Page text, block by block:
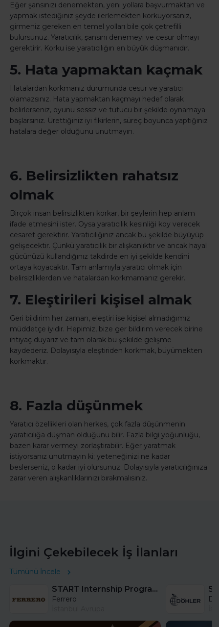
Eğer şansınızı denemekten, yeni yollara başvurmaktan ve
yapmak istediğiniz şeyde ilerlemekten korkuyorsanız,
girmeniz gereken en temel yolları bile çok çetrefilli
bulursunuz. Yaratıcılık, şansını denemeyi ve cesur olmayı
gerektirir. Korku ise yaratıcılığın en büyük düşmanıdır.
5. Hata yapmaktan kaçmak
Hatalardan korkmanız durumunda cesur ve yaratıcı
olamazsınız. Hata yapmaktan kaçmayı hedef olarak
belirlerseniz, oyunu sessiz ve tutucu bir şekilde oynamaya
başlarsınız. Ürettiğiniz iyi fikirlerin, süreç boyunca yaptığınız
hatalara değer olduğunu unutmayın.
6. Belirsizlikten rahatsız
olmak
Birçok insan belirsizlikten korkar, bir şeylerin hep anlam
ifade etmesini ister. Oysa yaratıcılık kesinliği koy verecek
cesaret gerektirir. Yaratıcılığınız ancak bu şekilde büyüyüp
gelişecektir. Çünkü yaratıcılık bir alışkanlıktır ve ancak hayal
gücünüzü kullandığınız takdirde en iyi şekilde kendini
ortaya koyacaktır. Tam anlamıyla yaratıcı olmak için
belirsizliklerden ve hatalardan korkmamanız gerekir.
7. Eleştirileri kişisel almak
Geri bildirim her zaman, eleştiri ise kişisel almadığımız
müddetçe iyidir. Hepimiz, bize ger bildirim verecek birine
ihtiyaç duyarız ve tam olarak bu şekilde gelişme
kaydederiz. Dolayısıyla eleştiriden korkmak, büyümekten
korkmaktır.
8. Fazla düşünmek
Yaratıcı özellikleri olan herkes, çok fazla düşünmenin
yaratıcılığa düşman olduğunu bilir. Fazla bilgi yoğunluğu,
bazen karar vermeyi zorlaştırabilir. Eğer yaratmak
istiyorsanız unutmayın ki; yeteneğinizi ne kadar
beslerseniz, o kadar iyi olursunuz. Dolayısıyla yaratıcılığınıza
zarar veren alışkanlıklarınızı bırakmalısınız.
İlgini Çekebilecek İş İlanları
Tümünü İncele
START Internship Program (Sales) - Istanbul
Ferrero